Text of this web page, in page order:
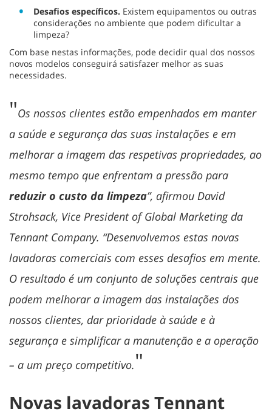
Desafios específicos. Existem equipamentos ou outras
considerações no ambiente que podem dificultar a
limpeza?
Com base nestas informações, pode decidir qual dos nossos
novos modelos conseguirá satisfazer melhor as suas
necessidades.
"Os nossos clientes estão empenhados em manter
a saúde e segurança das suas instalações e em
melhorar a imagem das respetivas propriedades, ao
mesmo tempo que enfrentam a pressão para
reduzir o custo da limpeza”, afirmou David
Strohsack, Vice President of Global Marketing da
Tennant Company. “Desenvolvemos estas novas
lavadoras comerciais com esses desafios em mente.
O resultado é um conjunto de soluções centrais que
podem melhorar a imagem das instalações dos
nossos clientes, dar prioridade à saúde e à
segurança e simplificar a manutenção e a operação
– a um preço competitivo."
Novas lavadoras Tennant